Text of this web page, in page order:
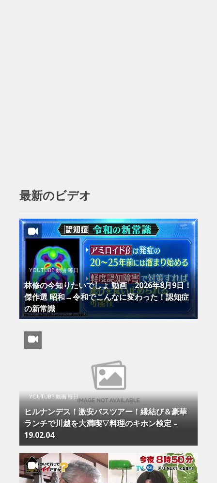
最新のビデオ
YOUTUBE 動画 毎日
林修の今知りたいでしょ 動画 2026年8月9日！
傑作選 昭和→令和でこんなに変わった！認知症
の新常識
YOUTUBE 動画 毎日
ヒルナンデス！激安バスツアー！縁結び＆豪華
ランチで川越を大満喫▽料理のキホン検定 –
19.02.04